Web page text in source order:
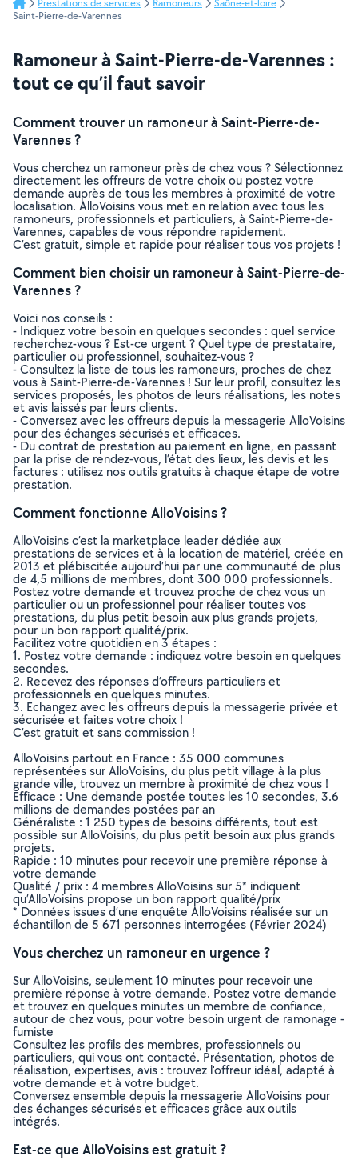
Prestations de services Ramoneurs
Saône-et-loire
Saint-Pierre-de-Varennes
Ramoneur à Saint-Pierre-de-Varennes :
tout ce qu’il faut savoir
Comment trouver un ramoneur à Saint-Pierre-de-
Varennes ?
Vous cherchez un ramoneur près de chez vous ? Sélectionnez
directement les offreurs de votre choix ou postez votre
demande auprès de tous les membres à proximité de votre
localisation. AlloVoisins vous met en relation avec tous les
ramoneurs, professionnels et particuliers, à Saint-Pierre-de-
Varennes, capables de vous répondre rapidement.
C’est gratuit, simple et rapide pour réaliser tous vos projets !
Comment bien choisir un ramoneur à Saint-Pierre-de-
Varennes ?
Voici nos conseils :
- Indiquez votre besoin en quelques secondes : quel service
recherchez-vous ? Est-ce urgent ? Quel type de prestataire,
particulier ou professionnel, souhaitez-vous ?
- Consultez la liste de tous les ramoneurs, proches de chez
vous à Saint-Pierre-de-Varennes ! Sur leur profil, consultez les
services proposés, les photos de leurs réalisations, les notes
et avis laissés par leurs clients.
- Conversez avec les offreurs depuis la messagerie AlloVoisins
pour des échanges sécurisés et efficaces.
- Du contrat de prestation au paiement en ligne, en passant
par la prise de rendez-vous, l’état des lieux, les devis et les
factures : utilisez nos outils gratuits à chaque étape de votre
prestation.
Comment fonctionne AlloVoisins ?
AlloVoisins c’est la marketplace leader dédiée aux
prestations de services et à la location de matériel, créée en
2013 et plébiscitée aujourd’hui par une communauté de plus
de 4,5 millions de membres, dont 300 000 professionnels.
Postez votre demande et trouvez proche de chez vous un
particulier ou un professionnel pour réaliser toutes vos
prestations, du plus petit besoin aux plus grands projets,
pour un bon rapport qualité/prix.
Facilitez votre quotidien en 3 étapes :
1. Postez votre demande : indiquez votre besoin en quelques
secondes.
2. Recevez des réponses d’offreurs particuliers et
professionnels en quelques minutes.
3. Echangez avec les offreurs depuis la messagerie privée et
sécurisée et faites votre choix !
C’est gratuit et sans commission !
AlloVoisins partout en France : 35 000 communes
représentées sur AlloVoisins, du plus petit village à la plus
grande ville, trouvez un membre à proximité de chez vous !
Efficace : Une demande postée toutes les 10 secondes, 3.6
millions de demandes postées par an
Généraliste : 1 250 types de besoins différents, tout est
possible sur AlloVoisins, du plus petit besoin aux plus grands
projets.
Rapide : 10 minutes pour recevoir une première réponse à
votre demande
Qualité / prix : 4 membres AlloVoisins sur 5* indiquent
qu’AlloVoisins propose un bon rapport qualité/prix
* Données issues d’une enquête AlloVoisins réalisée sur un
échantillon de 5 671 personnes interrogées (Février 2024)
Vous cherchez un ramoneur en urgence ?
Sur AlloVoisins, seulement 10 minutes pour recevoir une
première réponse à votre demande. Postez votre demande
et trouvez en quelques minutes un membre de confiance,
autour de chez vous, pour votre besoin urgent de ramonage -
fumiste
Consultez les profils des membres, professionnels ou
particuliers, qui vous ont contacté. Présentation, photos de
réalisation, expertises, avis : trouvez l'offreur idéal, adapté à
votre demande et à votre budget.
Conversez ensemble depuis la messagerie AlloVoisins pour
des échanges sécurisés et efficaces grâce aux outils
intégrés.
Est-ce que AlloVoisins est gratuit ?